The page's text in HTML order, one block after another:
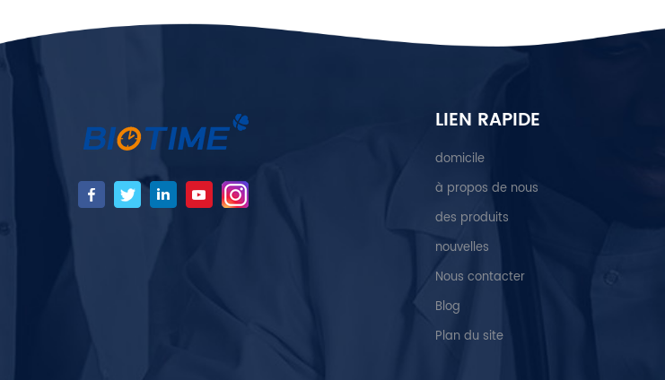
LIEN RAPIDE
domicile
à propos de nous
des produits
nouvelles
Nous contacter
Blog
Plan du site